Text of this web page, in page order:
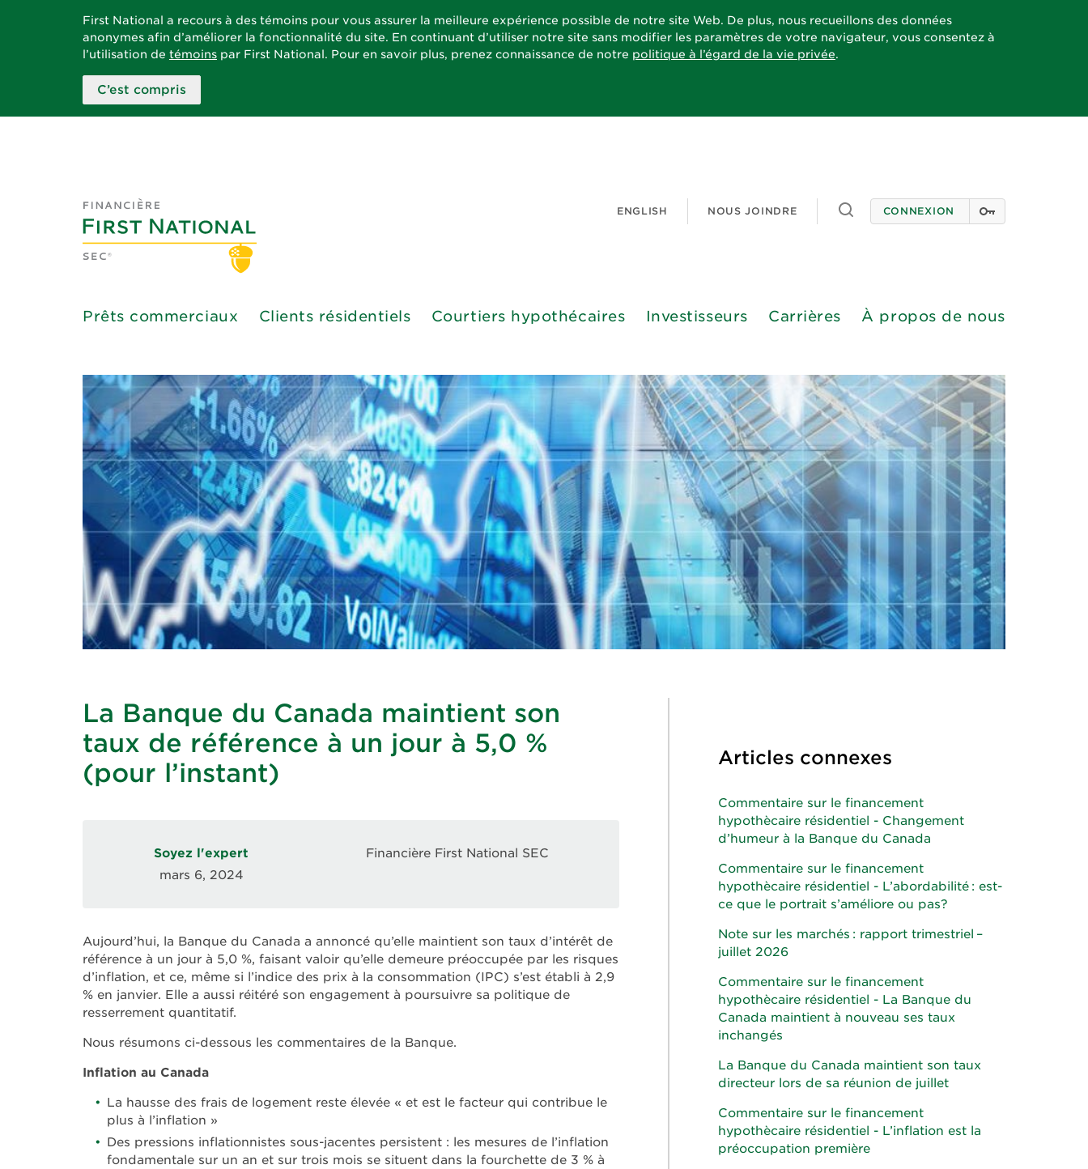
First National a recours à des témoins pour vous assurer la meilleure expérience possible de notre site Web. De plus, nous recueillons des données
anonymes afin d’améliorer la fonctionnalité du site. En continuant d’utiliser notre site sans modifier les paramètres de votre navigateur, vous consentez à
l’utilisation de témoins par First National. Pour en savoir plus, prenez connaissance de notre politique à l’égard de la vie privée.
C’est compris
ENGLISH NOUS JOINDRE
Toggle
search
CONNEXION
Prêts commerciaux Clients résidentiels Courtiers hypothécaires Investisseurs Carrières À propos de nous
La Banque du Canada maintient son
taux de référence à un jour à 5,0 %
(pour l’instant)
Soyez l'expert
mars 6, 2024
Financière First National SEC
Aujourd’hui, la Banque du Canada a annoncé qu’elle maintient son taux d’intérêt de
référence à un jour à 5,0 %, faisant valoir qu’elle demeure préoccupée par les risques
d’inflation, et ce, même si l’indice des prix à la consommation (IPC) s’est établi à 2,9
% en janvier. Elle a aussi réitéré son engagement à poursuivre sa politique de
resserrement quantitatif.
Nous résumons ci-dessous les commentaires de la Banque.
Inflation au Canada
La hausse des frais de logement reste élevée « et est le facteur qui contribue le
plus à l’inflation »
Des pressions inflationnistes sous-jacentes persistent : les mesures de l’inflation
fondamentale sur un an et sur trois mois se situent dans la fourchette de 3 % à
Articles connexes
Commentaire sur le financement
hypothècaire résidentiel - Changement
d’humeur à la Banque du Canada
Commentaire sur le financement
hypothècaire résidentiel - L’abordabilité : est-
ce que le portrait s’améliore ou pas?
Note sur les marchés : rapport trimestriel –
juillet 2026
Commentaire sur le financement
hypothècaire résidentiel - La Banque du
Canada maintient à nouveau ses taux
inchangés
La Banque du Canada maintient son taux
directeur lors de sa réunion de juillet
Commentaire sur le financement
hypothècaire résidentiel - L’inflation est la
préoccupation première